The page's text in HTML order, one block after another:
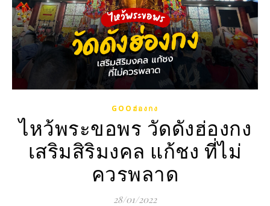
GOOฮ่องกง
ไหว้พระขอพร วัดดังฮ่องกง
เสริมสิริมงคล แก้ชง ที่ไม่
ควรพลาด
28/01/2022